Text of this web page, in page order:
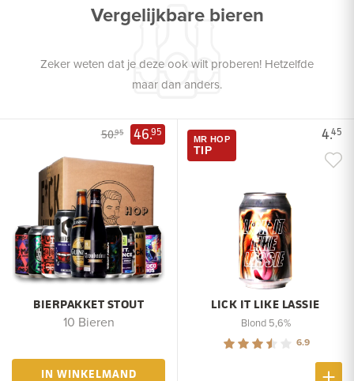
Vergelijkbare bieren
Zeker weten dat je deze ook wilt proberen! Hetzelfde
maar dan anders.
50.95 46.95
BIERPAKKET STOUT
10 Bieren
IN WINKELMAND
4.45
MR HOP
TIP
LICK IT LIKE LASSIE
Blond 5,6%
6.9